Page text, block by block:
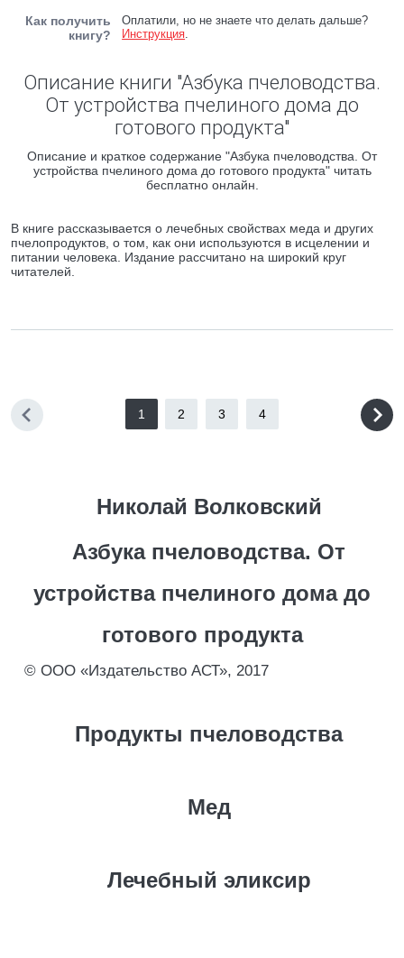
Как получить
книгу?
Оплатили, но не знаете что делать дальше?
Инструкция.
Описание книги "Азбука пчеловодства.
От устройства пчелиного дома до
готового продукта"
Описание и краткое содержание "Азбука пчеловодства. От
устройства пчелиного дома до готового продукта" читать
бесплатно онлайн.
В книге рассказывается о лечебных свойствах меда и других
пчелопродуктов, о том, как они используются в исцелении и
питании человека. Издание рассчитано на широкий круг
читателей.
1 2 3 4
Николай Волковский
Азбука пчеловодства. От
устройства пчелиного дома до
готового продукта
© ООО «Издательство АСТ», 2017
Продукты пчеловодства
Мед
Лечебный эликсир